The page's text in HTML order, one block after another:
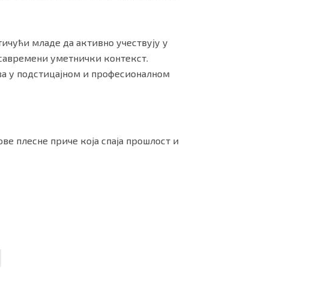
младе да активно учествују у
уметнички контекст.
у подстицајном и професионалном
плесне приче која спаја прошлост и